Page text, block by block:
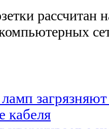
рассчитан
кабеля